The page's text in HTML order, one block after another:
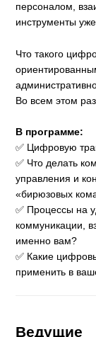
персоналом,
инструменты
Что такого
Во всем этом
В программе:
✅ Цифровую
✅ Что делать
управления и
«бирюзовых
✅ Процессы на
коммуникации,
именно вам?
✅ Какие
применить в
Ведущие